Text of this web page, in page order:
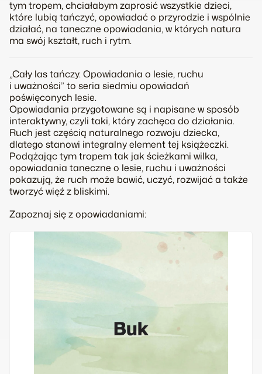
tym tropem, chciałabym zaprosić wszystkie dzieci,
które lubią tańczyć, opowiadać o przyrodzie i wspólnie
działać, na taneczne opowiadania, w których natura
ma swój kształt, ruch i rytm.
„Cały las tańczy. Opowiadania o lesie, ruchu
i uważności” to seria siedmiu opowiadań
poświęconych lesie.
Opowiadania przygotowane są i napisane w sposób
interaktywny, czyli taki, który zachęca do działania.
Ruch jest częścią naturalnego rozwoju dziecka,
dlatego stanowi integralny element tej książeczki.
Podążając tym tropem tak jak ścieżkami wilka,
opowiadania taneczne o lesie, ruchu i uważności
pokazują, że ruch może bawić, uczyć, rozwijać a także
tworzyć więź z bliskimi.
Zapoznaj się z opowiadaniami: